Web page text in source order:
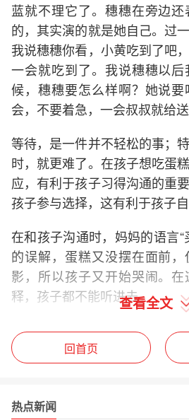
蓝就不理它了。穗穗在旁边
的，其实演的就是她自己。过
我说穗穗你看，小黄吃到了吧
一会就吃到了。我说穗穗以
候，穗穗要怎么样啊？她说
会，不要着急，一会叔叔就给送
等待，是一件并不轻松的事；
时，就更难了。在孩子想吃蛋
应，有利于孩子习得沟通的重
孩子参与选择，这有利于孩子自
在和孩子沟通时，妈妈的语言
的误解，蛋糕又没摆在面前
影，所以孩子又开始哭闹。
释，孩子都不能听进去。
而爸爸用玩来转移孩子的注意
蛋糕，缓解了孩子的情绪。
小黄和小蓝在秋千上的状态，
查看全文
回首页
热点新闻